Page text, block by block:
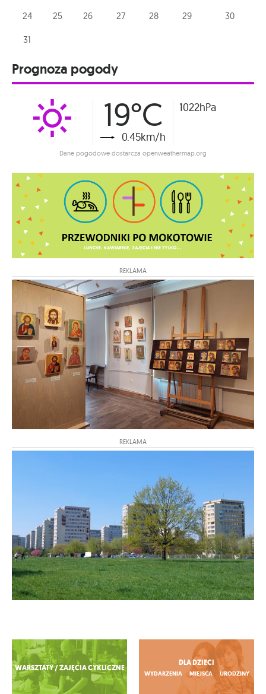
24 25 26 27 28 29 30
31
Prognoza pogody
19°C
0.45km/h
1022hPa
Dane pogodowe dostarcza openweathermap.org
REKLAMA
REKLAMA
Zobacz więcej
WARSZTATY / ZAJĘCIA CYKLICZNE
DLA DZIECI
WYDARZENIA MIEJSCA URODZINY